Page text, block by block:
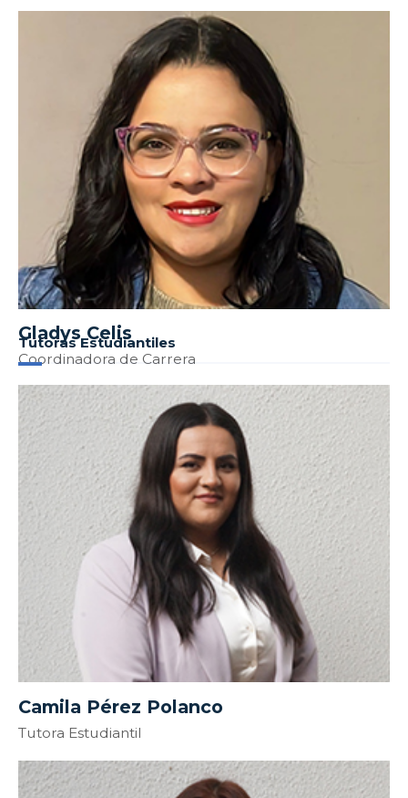
Gladys Celis
Coordinadora de Carrera
Tutoras Estudiantiles
Camila Pérez Polanco
Tutora Estudiantil